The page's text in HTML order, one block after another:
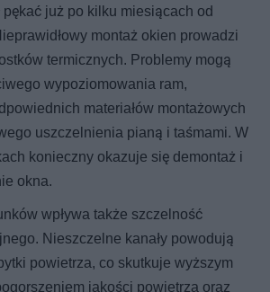
pękać już po kilku miesiącach od
montaż okien prowadzi
termicznych. Problemy mogą
wypoziomowania ram,
materiałów montażowych
uszczelnienia pianą i taśmami. W
konieczny okazuje się demontaż i
okna.
wpływa także szczelność
Nieszczelne kanały powodują
powietrza, co skutkuje wyższym
jakości powietrza oraz